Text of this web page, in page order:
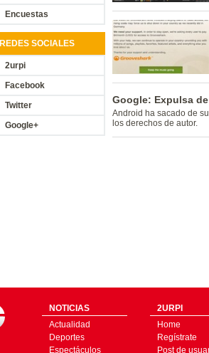
Encuestas
REDES SOCIALES
2urpi
Facebook
Twitter
Google+
Google: Expulsa
Android ha sacado de
los derechos de autor.
NOTICIAS
Actualidad
Deportes
Espectáculos
2URPI
Home
Regístrate
Post de